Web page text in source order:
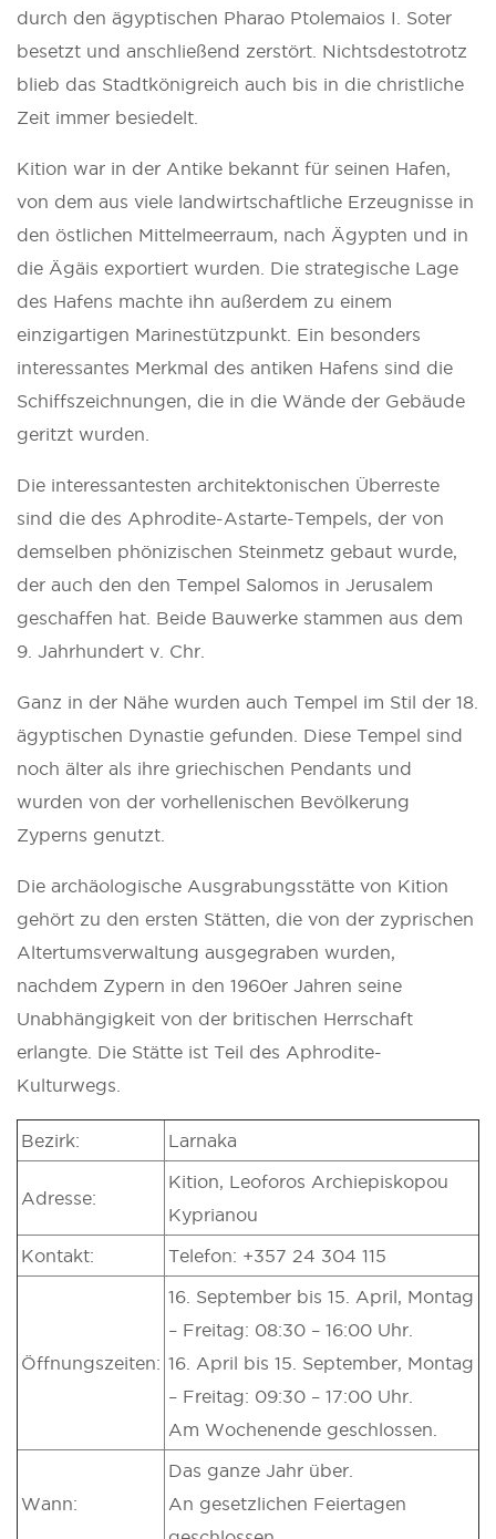
durch den ägyptischen Pharao Ptolemaios I. Soter
besetzt und anschließend zerstört. Nichtsdestotrotz
blieb das Stadtkönigreich auch bis in die christliche
Zeit immer besiedelt.
Kition war in der Antike bekannt für seinen Hafen,
von dem aus viele landwirtschaftliche Erzeugnisse in
den östlichen Mittelmeerraum, nach Ägypten und in
die Ägäis exportiert wurden. Die strategische Lage
des Hafens machte ihn außerdem zu einem
einzigartigen Marinestützpunkt. Ein besonders
interessantes Merkmal des antiken Hafens sind die
Schiffszeichnungen, die in die Wände der Gebäude
geritzt wurden.
Die interessantesten architektonischen Überreste
sind die des Aphrodite-Astarte-Tempels, der von
demselben phönizischen Steinmetz gebaut wurde,
der auch den den Tempel Salomos in Jerusalem
geschaffen hat. Beide Bauwerke stammen aus dem
9. Jahrhundert v. Chr.
Ganz in der Nähe wurden auch Tempel im Stil der 18.
ägyptischen Dynastie gefunden. Diese Tempel sind
noch älter als ihre griechischen Pendants und
wurden von der vorhellenischen Bevölkerung
Zyperns genutzt.
Die archäologische Ausgrabungsstätte von Kition
gehört zu den ersten Stätten, die von der zyprischen
Altertumsverwaltung ausgegraben wurden,
nachdem Zypern in den 1960er Jahren seine
Unabhängigkeit von der britischen Herrschaft
erlangte. Die Stätte ist Teil des Aphrodite-
Kulturwegs.
Bezirk: Larnaka
Adresse:
Kition, Leoforos Archiepiskopou
Kyprianou
Kontakt: Telefon: +357 24 304 115
Öffnungszeiten:
16. September bis 15. April, Montag
– Freitag: 08:30 – 16:00 Uhr.
16. April bis 15. September, Montag
– Freitag: 09:30 – 17:00 Uhr.
Am Wochenende geschlossen.
Wann:
Das ganze Jahr über.
An gesetzlichen Feiertagen